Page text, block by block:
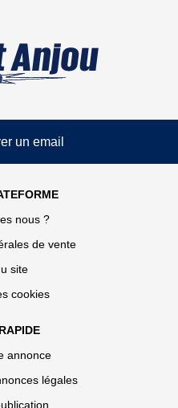
un email
nous ?
de vente
site
cookies
annonce
légales